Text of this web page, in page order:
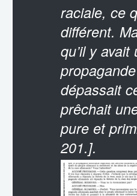
raciale, ce
différent.
qu’il y
dépassait
prêchait
pure et
201.].